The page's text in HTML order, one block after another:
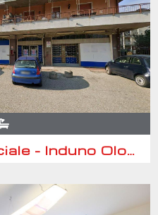
Immobile Commerciale - Induno Olona